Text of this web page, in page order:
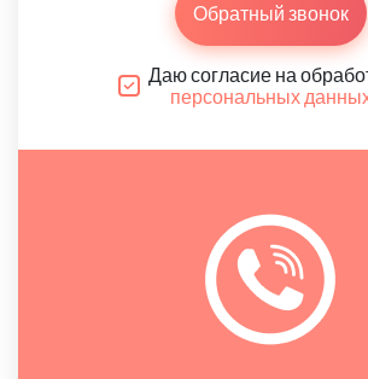
Обратный звонок
Даю согласие на
персональных